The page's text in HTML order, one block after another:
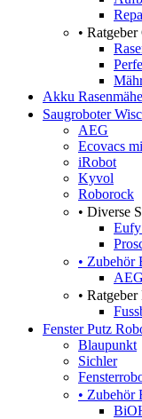
• Ratgeber
Akku
Saugroboter
AEG
Ecovacs
iRobot
Kyvol
Roborock
• Diverse
Eufy
• Zubehör
• Ratgeber
Fenster Putz
Blaupunkt
Sichler
• Zubehör